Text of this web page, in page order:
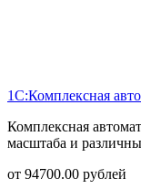
1С:Комплексная
Комплексная
масштаба и
от 94700.00 рублей